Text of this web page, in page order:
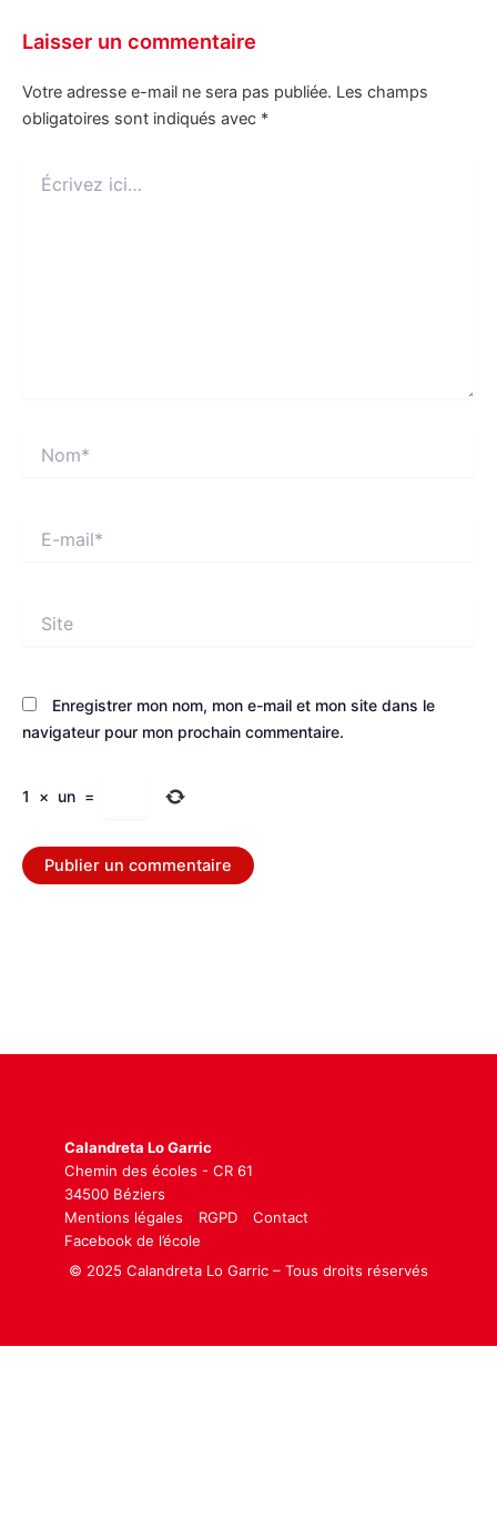
Laisser un commentaire
Votre adresse e-mail ne sera pas publiée. Les champs
obligatoires sont indiqués avec *
ici…
mail*
Enregistrer mon nom, mon e-mail et mon site dans le
navigateur pour mon prochain commentaire.
1 × un =
Calandreta Lo Garric
Chemin des écoles - CR 61
34500 Béziers
Mentions légales
RGPD
Contact
Facebook de l’école
© 2025 Calandreta Lo Garric – Tous droits réservés